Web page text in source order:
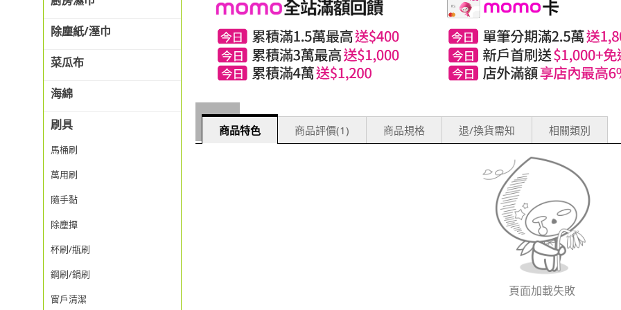
除塵紙/溼巾
菜瓜布
海綿
刷具
馬桶刷
萬用刷
隨手黏
除塵撢
杯刷/瓶刷
鋼刷/鍋刷
窗戶清潔
商品特色 商品評價(1) 商品規格 退/換貨需知 相關類別
頁面加載失敗